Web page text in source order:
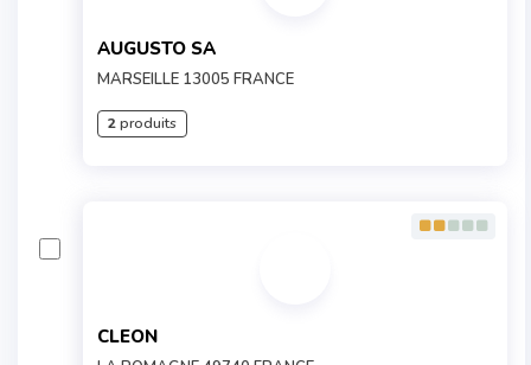
AUGUSTO SA
MARSEILLE 13005 FRANCE
2produits
CLEON